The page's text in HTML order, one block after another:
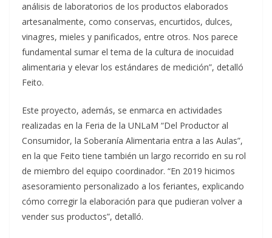
análisis de laboratorios de los productos elaborados
artesanalmente, como conservas, encurtidos, dulces,
vinagres, mieles y panificados, entre otros. Nos parece
fundamental sumar el tema de la cultura de inocuidad
alimentaria y elevar los estándares de medición”, detalló
Feito.
Este proyecto, además, se enmarca en actividades
realizadas en la Feria de la UNLaM “Del Productor al
Consumidor, la Soberanía Alimentaria entra a las Aulas”,
en la que Feito tiene también un largo recorrido en su rol
de miembro del equipo coordinador. “En 2019 hicimos
asesoramiento personalizado a los feriantes, explicando
cómo corregir la elaboración para que pudieran volver a
vender sus productos”, detalló.